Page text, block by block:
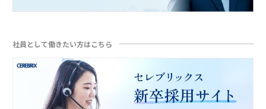
社員として働きたい方はこちら